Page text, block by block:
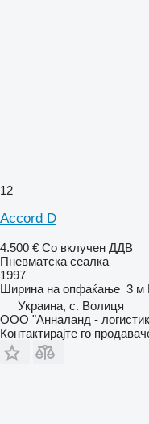
12
Accord D
4.500 € Со вклучен ДДВ
Пневматска сеалка
1997
Ширина на опфаќање 3 м
Украина, с. Волиця
ООО "Анналанд -
Контактирајте го